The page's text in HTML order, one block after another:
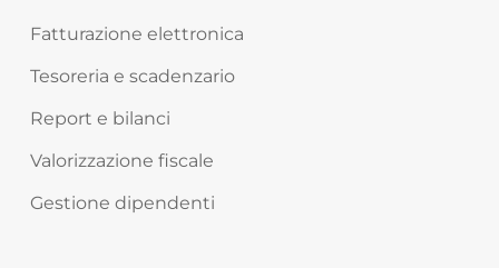
Fatturazione elettronica
Tesoreria e scadenzario
Report e bilanci
Valorizzazione fiscale
Gestione dipendenti